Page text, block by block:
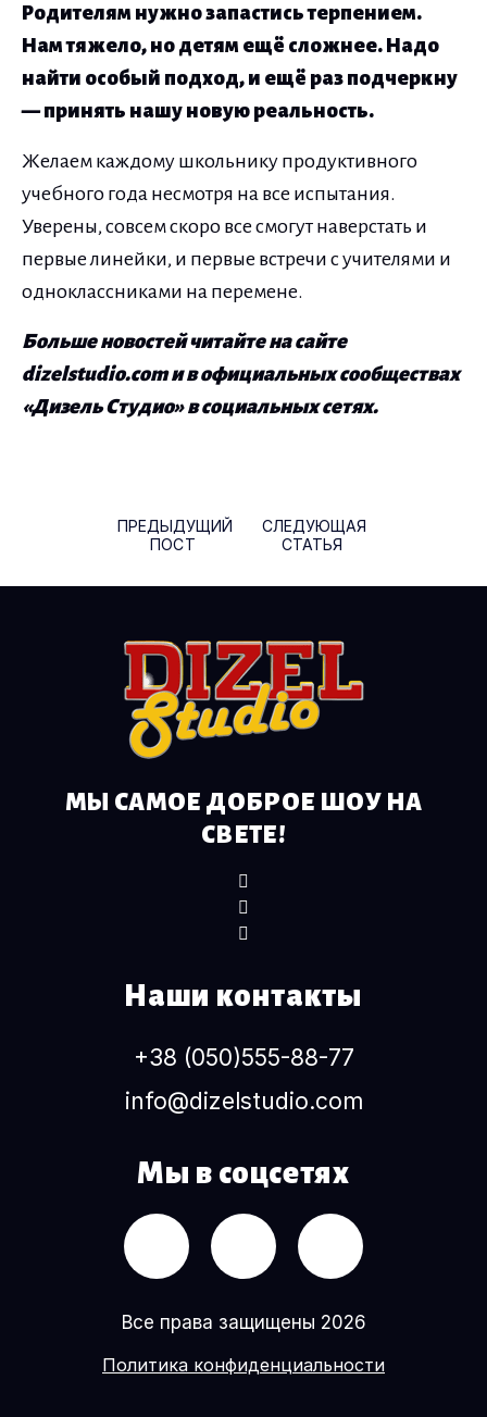
Родителям нужно запастись терпением.
Нам тяжело, но детям ещё сложнее. Надо
найти особый подход, и ещё раз подчеркну
— принять нашу новую реальность.
Желаем каждому школьнику продуктивного
учебного года несмотря на все испытания.
Уверены, совсем скоро все смогут наверстать и
первые линейки, и первые встречи с учителями и
одноклассниками на перемене.
Больше новостей читайте на сайте
dizelstudio.com и в официальных сообществах
«Дизель Студио» в социальных сетях.
ПРЕДЫДУЩИЙ
ПОСТ
СЛЕДУЮЩАЯ
СТАТЬЯ
МЫ САМОЕ ДОБРОЕ ШОУ НА
СВЕТЕ!
Наши контакты
+38 (050)555-88-77
info@dizelstudio.com
Мы в соцсетях
Все права защищены 2026
Политика конфиденциальности